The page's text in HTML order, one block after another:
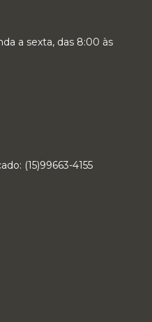
a sexta, das 8:00 às
(15)99663-4155